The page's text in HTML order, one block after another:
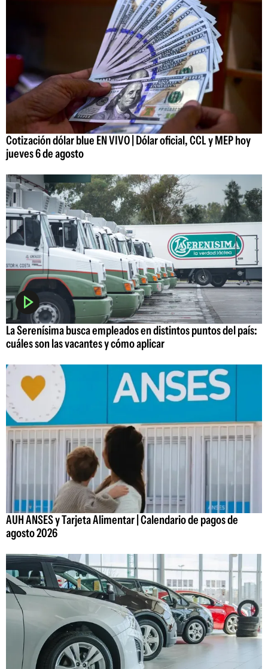
Cotización dólar blue EN VIVO | Dólar oficial, CCL y MEP hoy
jueves 6 de agosto
La Serenísima busca empleados en distintos puntos del país:
cuáles son las vacantes y cómo aplicar
AUH ANSES y Tarjeta Alimentar | Calendario de pagos de
agosto 2026